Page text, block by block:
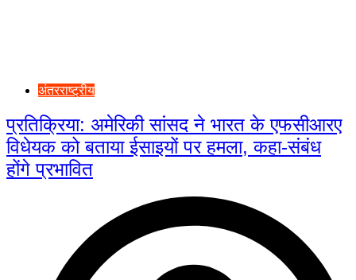
अंतरराष्ट्रीय
प्रतिक्रिया: अमेरिकी सांसद ने भारत के एफसीआरए
विधेयक को बताया ईसाइयों पर हमला, कहा-संबंध
होंगे प्रभावित